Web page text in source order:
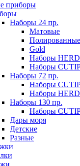
приборы
Наборы 24 пр.
Матовые
Полированные
Gold
Наборы
Наборы
Наборы 72 пр.
Наборы
Наборы
Наборы 130 пр.
Наборы
Дары моря
Детские
Разные